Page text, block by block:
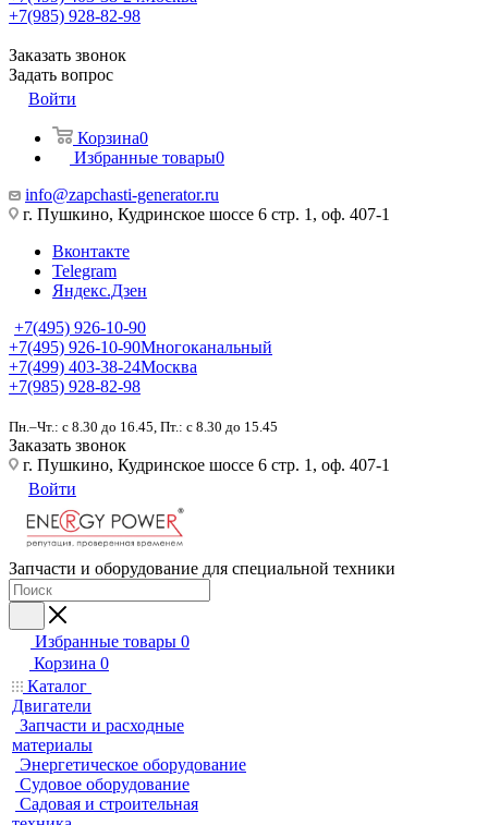
+7(985) 928-82-98
Заказать звонок
Задать вопрос
Войти
Корзина0
Избранные товары0
info@zapchasti-generator.ru
г. Пушкино, Кудринское шоссе 6 стр. 1, оф. 407-1
Вконтакте
Telegram
Яндекс.Дзен
+7(495) 926-10-90
+7(495) 926-10-90Многоканальный
+7(499) 403-38-24Москва
+7(985) 928-82-98
Пн.–Чт.: с 8.30 до 16.45, Пт.: с 8.30 до 15.45
Заказать звонок
г. Пушкино, Кудринское шоссе 6 стр. 1, оф. 407-1
Войти
Запчасти и оборудование для специальной техники
Избранные товары 0
Корзина 0
Каталог
Двигатели
Запчасти и расходные
материалы
Энергетическое оборудование
Судовое оборудование
Садовая и строительная